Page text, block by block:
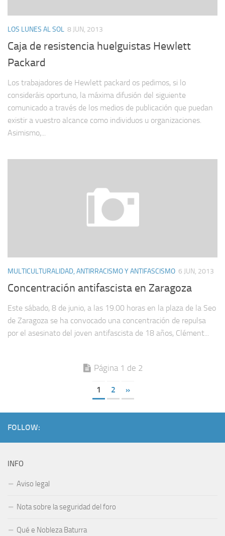
LOS LUNES AL SOL 8 JUN, 2013
Caja de resistencia huelguistas Hewlett
Packard
Los trabajadores de Hewlett packard os pedimos, si lo
consideráis oportuno, la máxima difusión del siguiente
comunicado a través de los medios de publicación que puedan
existir a vuestro alcance como individuos u organizaciones.
Asimismo,...
MULTICULTURALIDAD, ANTIRRACISMO Y ANTIFASCISMO 6 JUN, 2013
Concentración antifascista en Zaragoza
Este sábado, 8 de junio, a las 19.00 horas en la plaza de la Seo
de Zaragoza se ha convocado una concentración de repulsa
por el asesinato del joven antifascista de 18 años, Clément...
Página 1 de 2
1 2 »
FOLLOW:
INFO
Aviso legal
Nota sobre la seguridad del foro
Qué e Nobleza Baturra